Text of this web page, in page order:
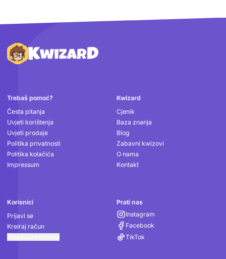
Podnožje
Trebaš pomoć?
Česta pitanja
Uvjeti korištenja
Uvjeti prodaje
Politika privatnosti
Politika kolačića
Impressum
Kwizard
Cjenik
Baza znanja
Blog
Zabavni kwizovi
O nama
Kontakt
Korisnici
Prijavi se
Kreiraj račun
Prati nas
Instagram
Facebook
TikTok